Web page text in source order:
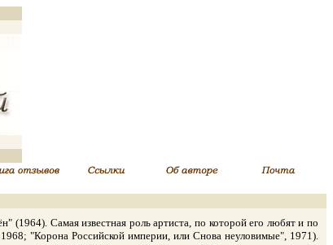
Самая известная роль артиста, по которой его любят и по
"Корона Российской империи, или Снова неуловимые", 1971).